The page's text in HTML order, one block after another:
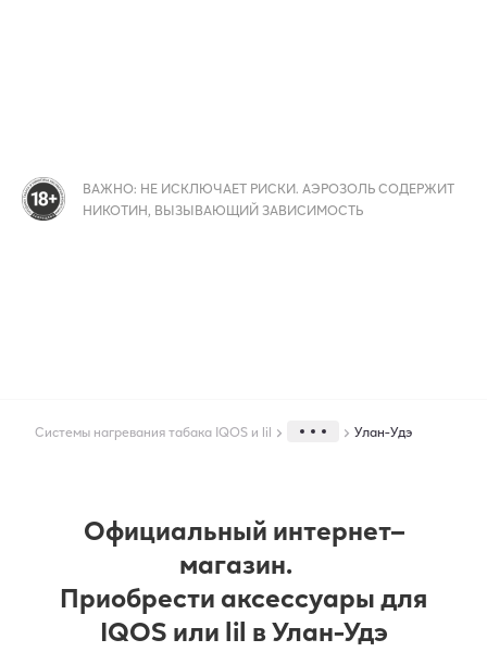
Системы нагревания табака IQOS и lil Улан-Удэ
Официальный интернет–
магазин.
Приобрести аксессуары для
IQOS или lil в Улан-Удэ
ВАЖНО: НЕ ИСКЛЮЧАЕТ РИСКИ. АЭРОЗОЛЬ СОДЕРЖИТ
НИКОТИН, ВЫЗЫВАЮЩИЙ ЗАВИСИМОСТЬ